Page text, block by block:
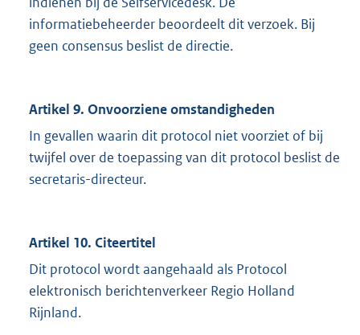
informatiebeheerder beoordeelt dit verzoek. Bij
geen consensus beslist de directie.
Artikel 9. Onvoorziene omstandigheden
In gevallen waarin dit protocol niet voorziet of bij
twijfel over de toepassing van dit protocol beslist de
secretaris-directeur.
Artikel 10. Citeertitel
Dit protocol wordt aangehaald als Protocol
elektronisch berichtenverkeer Regio Holland
Rijnland.